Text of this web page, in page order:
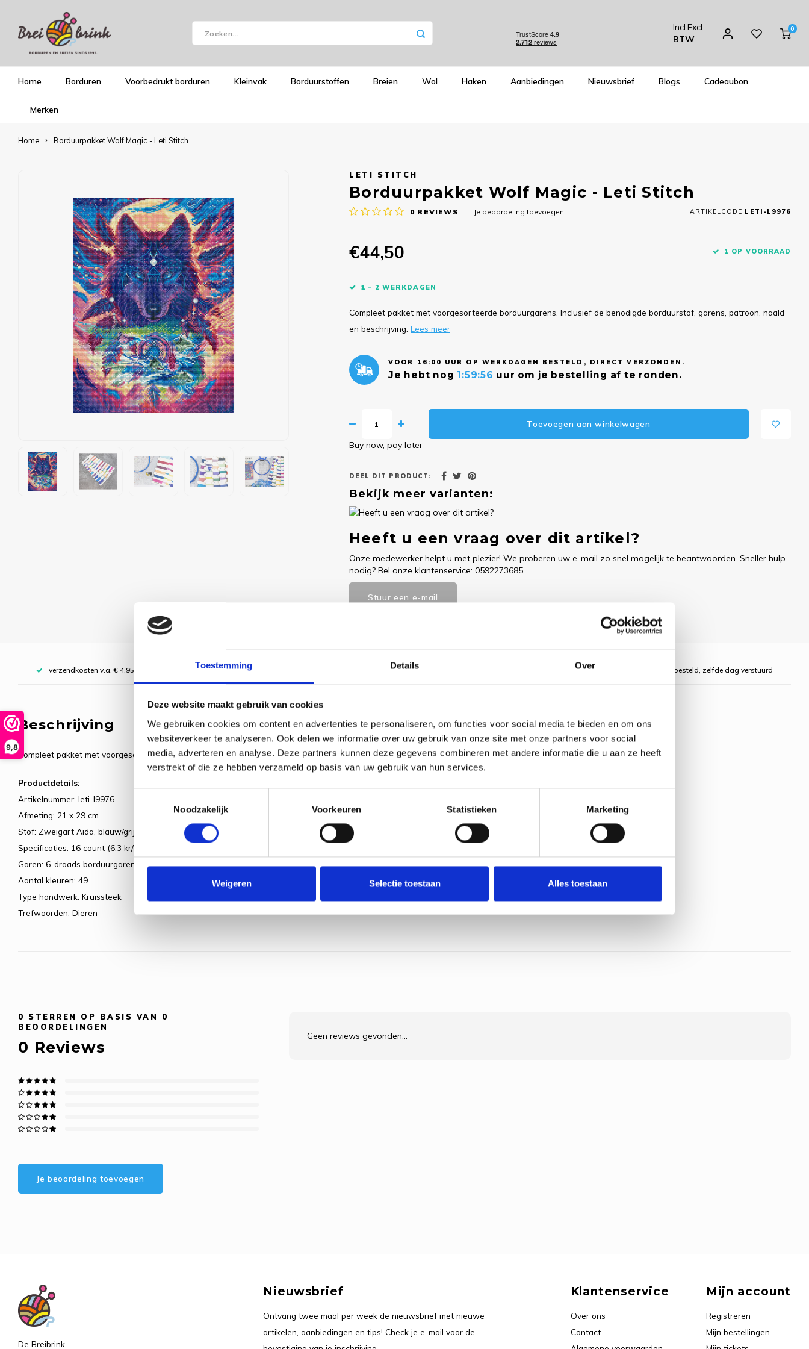
Toestemming Details Over
Deze website maakt gebruik van cookies
We gebruiken cookies om content en advertenties te personaliseren, om functies voor social media te bieden en om ons
websiteverkeer te analyseren. Ook delen we informatie over uw gebruik van onze site met onze partners voor social
media, adverteren en analyse. Deze partners kunnen deze gegevens combineren met andere informatie die u aan ze heeft
verstrekt of die ze hebben verzameld op basis van uw gebruik van hun services.
Noodzakelijk
Voorkeuren Statistieken Marketing
Weigeren Selectie toestaan Alles toestaan
9,8
Incl.Excl.
BTW
0
Home Borduren Voorbedrukt borduren Kleinvak Borduurstoffen Breien Wol Haken Aanbiedingen Nieuwsbrief Blogs Cadeaubon
Merken
Home Borduurpakket Wolf Magic - Leti Stitch
LETI STITCH
Borduurpakket Wolf Magic - Leti Stitch
0 REVIEWS Je beoordeling toevoegen ARTIKELCODE LETI-L9976
€44,50 1 OP VOORRAAD
1 - 2 WERKDAGEN
Compleet pakket met voorgesorteerde borduurgarens. Inclusief de benodigde borduurstof, garens, patroon, naald
en beschrijving. Lees meer
VOOR 16:00 UUR OP WERKDAGEN BESTELD, DIRECT VERZONDEN.
Je hebt nog 1:59:55uur om je bestelling af te ronden.
Toevoegen aan winkelwagen
Buy now, pay later
DEEL DIT PRODUCT:
Bekijk meer varianten:
Heeft u een vraag over dit artikel?
Onze medewerker helpt u met plezier! We proberen uw e-mail zo snel mogelijk te beantwoorden. Sneller hulp
nodig? Bel onze klantenservice: 0592273685.
Stuur een e-mail
verzendkosten v.a. € 4,95, boven € 70,00 gratis (NL) Goedgekeurd door Webwinkelkeur Voor 16:00 uur besteld, zelfde dag verstuurd
Beschrijving
Compleet pakket met voorgesorteerde borduurgarens. Inclusief de benodigde borduurstof, garens, patroon, naald en beschrijving.
Productdetails:
Artikelnummer: leti-l9976
Afmeting: 21 x 29 cm
Stof: Zweigart Aida, blauw/grijs
Specificaties: 16 count (6,3 kr/cm)
Garen: 6-draads borduurgaren
Aantal kleuren: 49
Type handwerk: Kruissteek
Trefwoorden: Dieren
0 STERREN OP BASIS VAN 0
BEOORDELINGEN
0 Reviews
Je beoordeling toevoegen
Geen reviews gevonden...
De Breibrink
Nieuwsbrief
Ontvang twee maal per week de nieuwsbrief met nieuwe
artikelen, aanbiedingen en tips! Check je e-mail voor de
Klantenservice
Over ons
Contact
Mijn account
Registreren
Mijn bestellingen